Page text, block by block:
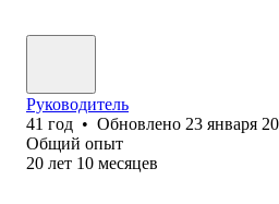
Руководитель
41 год • Обновлено 23 января
Общий опыт
20 лет 10 месяцев